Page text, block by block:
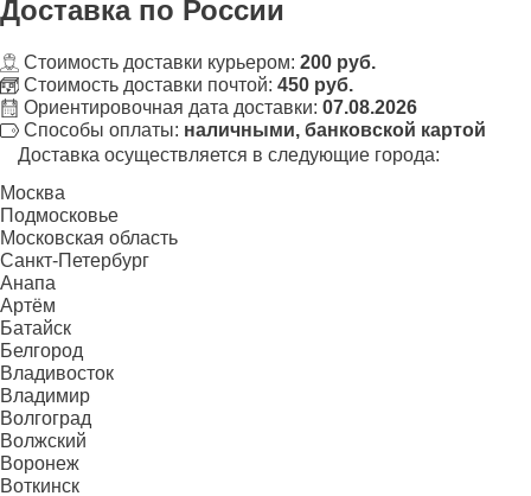
Доставка по России
Стоимость доставки курьером: 200 руб.
Стоимость доставки почтой: 450 руб.
Ориентировочная дата доставки: 07.08.2026
Способы оплаты: наличными, банковской картой
Доставка осуществляется в следующие города:
Москва
Подмосковье
Московская область
Санкт-Петербург
Анапа
Артём
Батайск
Белгород
Владивосток
Владимир
Волгоград
Волжский
Воронеж
Воткинск